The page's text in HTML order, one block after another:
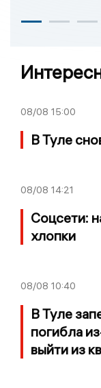
08/08 15:00
В Туле
08/08 14:21
Соцсети:
хлопки
08/08 10:40
В Туле
погибла
выйти из